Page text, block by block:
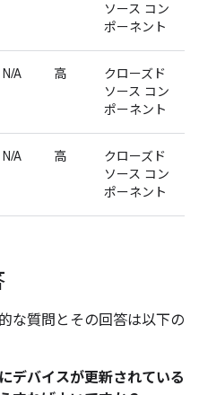
ソース コン
ポーネント
N/A 高
クローズド
ソース コン
ポーネント
N/A 高
クローズド
ソース コン
ポーネント
な質問とその回答は以下の
デバイスが更新されている